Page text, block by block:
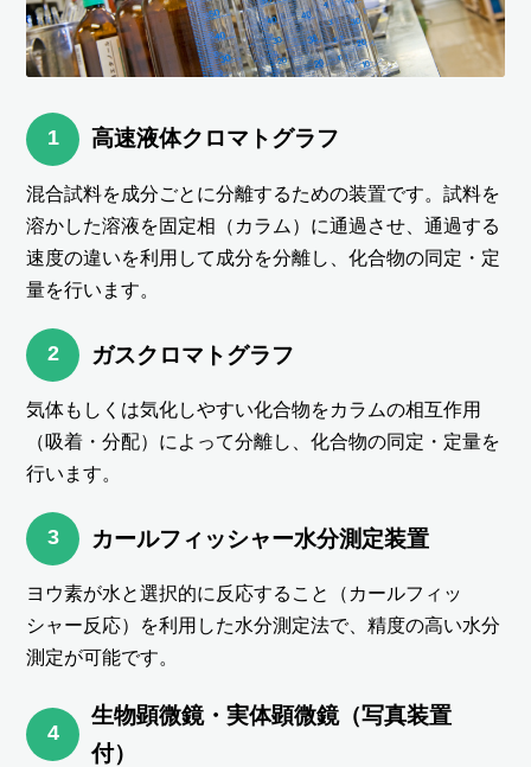
1 高速液体クロマトグラフ
混合試料を成分ごとに分離するための装置です。試料を
溶かした溶液を固定相（カラム）に通過させ、通過する
速度の違いを利用して成分を分離し、化合物の同定・定
量を行います。
2 ガスクロマトグラフ
気体もしくは気化しやすい化合物をカラムの相互作用
（吸着・分配）によって分離し、化合物の同定・定量を
行います。
3 カールフィッシャー水分測定装置
ヨウ素が水と選択的に反応すること（カールフィッ
シャー反応）を利用した水分測定法で、精度の高い水分
測定が可能です。
4
生物顕微鏡・実体顕微鏡（写真装置
付）